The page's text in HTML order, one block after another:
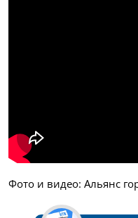
Фото и видео: Альянс